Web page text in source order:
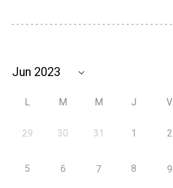
L M M J V
29 30 31 1 2
5 6 7 8 9